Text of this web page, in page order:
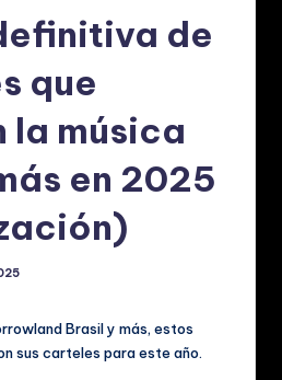
de
que
la música
en 2025
Brasil y más, estos
sus carteles para este año.